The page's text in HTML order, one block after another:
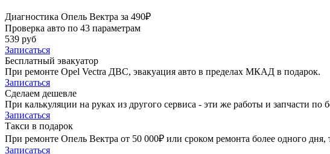
Диагностика Опель Вектра за 490₽
Проверка авто по 43 параметрам
539 руб
Записаться
Бесплатный эвакуатор
При ремонте Opel Vectra ДВС, эвакуация авто в пределах МКАД в подарок.
Записаться
Сделаем дешевле
При калькуляции на руках из другого сервиса - эти же работы и запчасти по
Записаться
Такси в подарок
При ремонте Опель Вектра от 50 000₽ или сроком ремонта более одного дня,
Записаться